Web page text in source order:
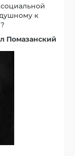
к
Помазанский